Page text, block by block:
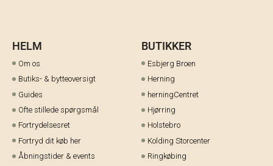
HELM
Om os
Butiks- & bytteoversigt
Guides
Ofte stillede spørgsmål
Fortrydelsesret
Fortryd dit køb her
Åbningstider & events
BUTIKKER
Esbjerg Broen
Herning
herningCentret
Hjørring
Holstebro
Kolding Storcenter
Ringkøbing